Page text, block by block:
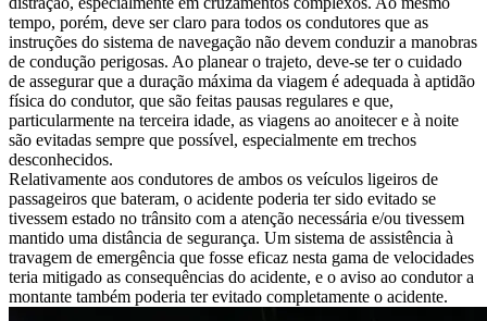
tempo, porém, deve ser claro para todos os condutores que as
instruções do sistema de navegação não devem conduzir a manobras
de condução perigosas. Ao planear o trajeto, deve-se ter o cuidado
de assegurar que a duração máxima da viagem é adequada à aptidão
física do condutor, que são feitas pausas regulares e que,
particularmente na terceira idade, as viagens ao anoitecer e à noite
são evitadas sempre que possível, especialmente em trechos
desconhecidos.
Relativamente aos condutores de ambos os veículos ligeiros de
passageiros que bateram, o acidente poderia ter sido evitado se
tivessem estado no trânsito com a atenção necessária e/ou tivessem
mantido uma distância de segurança. Um sistema de assistência à
travagem de emergência que fosse eficaz nesta gama de velocidades
teria mitigado as consequências do acidente, e o aviso ao condutor a
montante também poderia ter evitado completamente o acidente.